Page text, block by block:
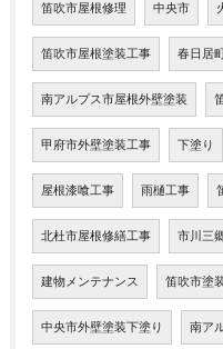
笛吹市屋根修理 中央市
笛吹市屋根塗装工事 春日居
南アルプス市屋根外壁塗装
甲府市外壁塗装工事 下塗り
屋根漆喰工事 雨樋工事
北杜市屋根修繕工事 市川三
建物メンテナンス 笛吹市塗
中央市外壁塗装下塗り 南ア